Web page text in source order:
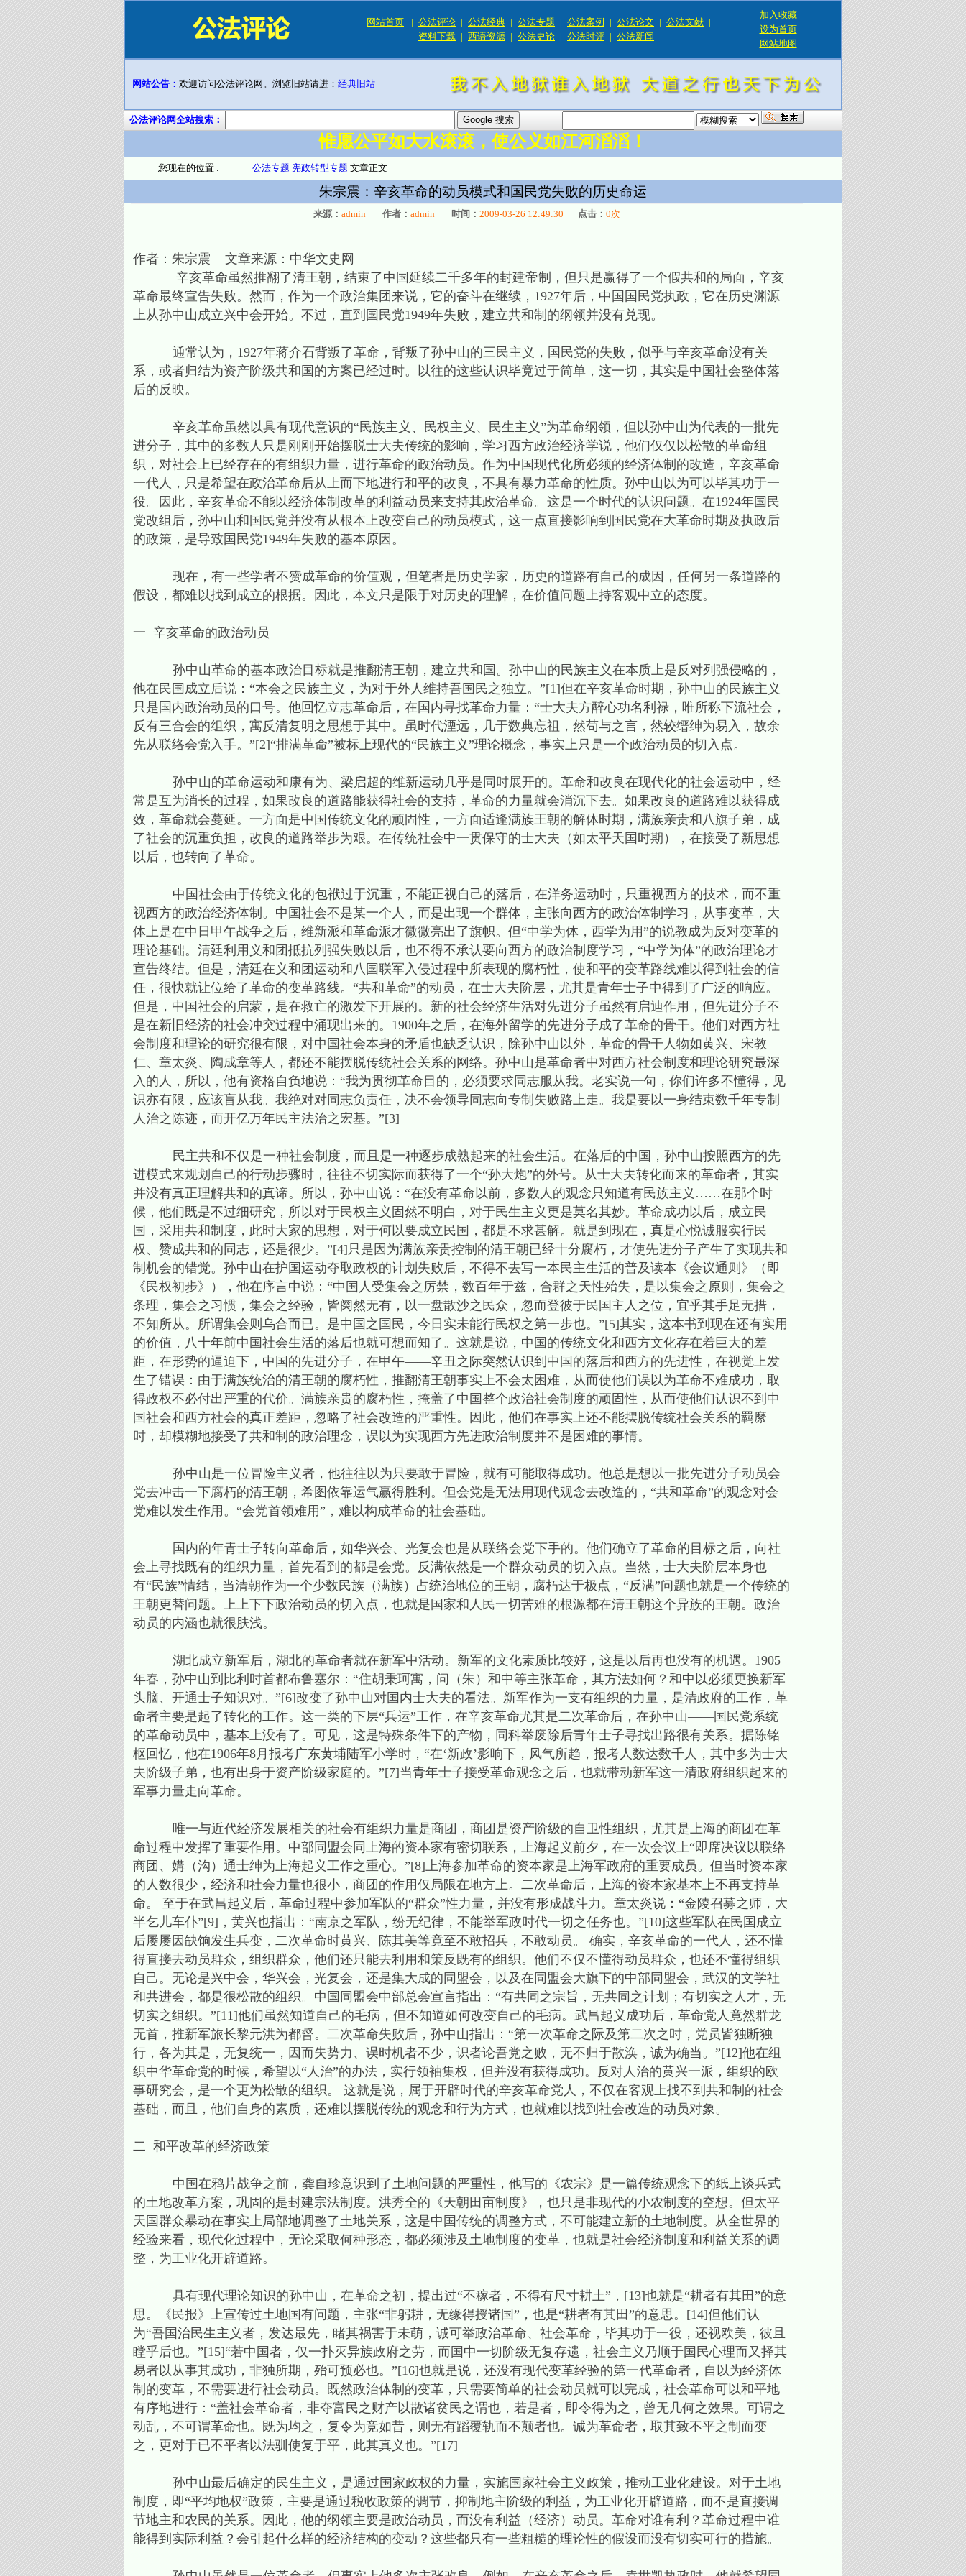
网站首页 | 公法评论 | 公法经典 | 公法专题 | 公法案例 | 公法论文 | 公法文献 |
资料下载 | 西语资源 | 公法史论 | 公法时评 | 公法新闻
加入收藏
设为首页
网站地图
网站公告： 欢迎访问公法评论网。浏览旧站请进： 经典旧站
公法评论网全站搜索：
惟愿公平如大水滚滚，使公义如江河滔滔！
您现在的位置 : 公法专题 宪政转型专题 文章正文
朱宗震：辛亥革命的动员模式和国民党失败的历史命运
来源： admin 作者： admin 时间： 2009-03-26 12:49:30 点击： 0次
作者：朱宗震 文章来源：中华文史网
辛亥革命虽然推翻了清王朝，结束了中国延续二千多年的封建帝制，但只是赢得了一个假共和的局面，辛亥
革命最终宣告失败。然而，作为一个政治集团来说，它的奋斗在继续，1927年后，中国国民党执政，它在历史渊源
上从孙中山成立兴中会开始。不过，直到国民党1949年失败，建立共和制的纲领并没有兑现。
通常认为，1927年蒋介石背叛了革命，背叛了孙中山的三民主义，国民党的失败，似乎与辛亥革命没有关
系，或者归结为资产阶级共和国的方案已经过时。以往的这些认识毕竟过于简单，这一切，其实是中国社会整体落
后的反映。
辛亥革命虽然以具有现代意识的“民族主义、民权主义、民生主义”为革命纲领，但以孙中山为代表的一批先
进分子，其中的多数人只是刚刚开始摆脱士大夫传统的影响，学习西方政治经济学说，他们仅仅以松散的革命组
织，对社会上已经存在的有组织力量，进行革命的政治动员。作为中国现代化所必须的经济体制的改造，辛亥革命
一代人，只是希望在政治革命后从上而下地进行和平的改良，不具有暴力革命的性质。孙中山以为可以毕其功于一
役。因此，辛亥革命不能以经济体制改革的利益动员来支持其政治革命。这是一个时代的认识问题。在1924年国民
党改组后，孙中山和国民党并没有从根本上改变自己的动员模式，这一点直接影响到国民党在大革命时期及执政后
的政策，是导致国民党1949年失败的基本原因。
现在，有一些学者不赞成革命的价值观，但笔者是历史学家，历史的道路有自己的成因，任何另一条道路的
假设，都难以找到成立的根据。因此，本文只是限于对历史的理解，在价值问题上持客观中立的态度。
一 辛亥革命的政治动员
孙中山革命的基本政治目标就是推翻清王朝，建立共和国。孙中山的民族主义在本质上是反对列强侵略的，
他在民国成立后说：“本会之民族主义，为对于外人维持吾国民之独立。”[1]但在辛亥革命时期，孙中山的民族主义
只是国内政治动员的口号。他回忆立志革命后，在国内寻找革命力量：“士大夫方醉心功名利禄，唯所称下流社会，
反有三合会的组织，寓反清复明之思想于其中。虽时代湮远，几于数典忘祖，然苟与之言，然较缙绅为易入，故余
先从联络会党入手。”[2]“排满革命”被标上现代的“民族主义”理论概念，事实上只是一个政治动员的切入点。
孙中山的革命运动和康有为、梁启超的维新运动几乎是同时展开的。革命和改良在现代化的社会运动中，经
常是互为消长的过程，如果改良的道路能获得社会的支持，革命的力量就会消沉下去。如果改良的道路难以获得成
效，革命就会蔓延。一方面是中国传统文化的顽固性，一方面适逢满族王朝的解体时期，满族亲贵和八旗子弟，成
了社会的沉重负担，改良的道路举步为艰。在传统社会中一贯保守的士大夫（如太平天国时期），在接受了新思想
以后，也转向了革命。
中国社会由于传统文化的包袱过于沉重，不能正视自己的落后，在洋务运动时，只重视西方的技术，而不重
视西方的政治经济体制。中国社会不是某一个人，而是出现一个群体，主张向西方的政治体制学习，从事变革，大
体上是在中日甲午战争之后，维新派和革命派才微微亮出了旗帜。但“中学为体，西学为用”的说教成为反对变革的
理论基础。清廷利用义和团抵抗列强失败以后，也不得不承认要向西方的政治制度学习，“中学为体”的政治理论才
宣告终结。但是，清廷在义和团运动和八国联军入侵过程中所表现的腐朽性，使和平的变革路线难以得到社会的信
任，很快就让位给了革命的变革路线。“共和革命”的动员，在士大夫阶层，尤其是青年士子中得到了广泛的响应。
但是，中国社会的启蒙，是在救亡的激发下开展的。新的社会经济生活对先进分子虽然有启迪作用，但先进分子不
是在新旧经济的社会冲突过程中涌现出来的。1900年之后，在海外留学的先进分子成了革命的骨干。他们对西方社
会制度和理论的研究很有限，对中国社会本身的矛盾也缺乏认识，除孙中山以外，革命的骨干人物如黄兴、宋教
仁、章太炎、陶成章等人，都还不能摆脱传统社会关系的网络。孙中山是革命者中对西方社会制度和理论研究最深
入的人，所以，他有资格自负地说：“我为贯彻革命目的，必须要求同志服从我。老实说一句，你们许多不懂得，见
识亦有限，应该盲从我。我绝对对同志负责任，决不会领导同志向专制失败路上走。我是要以一身结束数千年专制
人治之陈迹，而开亿万年民主法治之宏基。”[3]
民主共和不仅是一种社会制度，而且是一种逐步成熟起来的社会生活。在落后的中国，孙中山按照西方的先
进模式来规划自己的行动步骤时，往往不切实际而获得了一个“孙大炮”的外号。从士大夫转化而来的革命者，其实
并没有真正理解共和的真谛。所以，孙中山说：“在没有革命以前，多数人的观念只知道有民族主义……在那个时
候，他们既是不过细研究，所以对于民权主义固然不明白，对于民生主义更是莫名其妙。革命成功以后，成立民
国，采用共和制度，此时大家的思想，对于何以要成立民国，都是不求甚解。就是到现在，真是心悦诚服实行民
权、赞成共和的同志，还是很少。”[4]只是因为满族亲贵控制的清王朝已经十分腐朽，才使先进分子产生了实现共和
制机会的错觉。孙中山在护国运动夺取政权的计划失败后，不得不去写一本民主生活的普及读本《会议通则》（即
《民权初步》），他在序言中说：“中国人受集会之厉禁，数百年于兹，合群之天性殆失，是以集会之原则，集会之
条理，集会之习惯，集会之经验，皆阕然无有，以一盘散沙之民众，忽而登彼于民国主人之位，宜乎其手足无措，
不知所从。所谓集会则乌合而已。是中国之国民，今日实未能行民权之第一步也。”[5]其实，这本书到现在还有实用
的价值，八十年前中国社会生活的落后也就可想而知了。这就是说，中国的传统文化和西方文化存在着巨大的差
距，在形势的逼迫下，中国的先进分子，在甲午——辛丑之际突然认识到中国的落后和西方的先进性，在视觉上发
生了错误：由于满族统治的清王朝的腐朽性，推翻清王朝事实上不会太困难，从而使他们误以为革命不难成功，取
得政权不必付出严重的代价。满族亲贵的腐朽性，掩盖了中国整个政治社会制度的顽固性，从而使他们认识不到中
国社会和西方社会的真正差距，忽略了社会改造的严重性。因此，他们在事实上还不能摆脱传统社会关系的羁縻
时，却模糊地接受了共和制的政治理念，误以为实现西方先进政治制度并不是困难的事情。
孙中山是一位冒险主义者，他往往以为只要敢于冒险，就有可能取得成功。他总是想以一批先进分子动员会
党去冲击一下腐朽的清王朝，希图依靠运气赢得胜利。但会党是无法用现代观念去改造的，“共和革命”的观念对会
党难以发生作用。“会党首领难用”，难以构成革命的社会基础。
国内的年青士子转向革命后，如华兴会、光复会也是从联络会党下手的。他们确立了革命的目标之后，向社
会上寻找既有的组织力量，首先看到的都是会党。反满依然是一个群众动员的切入点。当然，士大夫阶层本身也
有“民族”情结，当清朝作为一个少数民族（满族）占统治地位的王朝，腐朽达于极点，“反满”问题也就是一个传统的
王朝更替问题。上上下下政治动员的切入点，也就是国家和人民一切苦难的根源都在清王朝这个异族的王朝。政治
动员的内涵也就很肤浅。
湖北成立新军后，湖北的革命者就在新军中活动。新军的文化素质比较好，这是以后再也没有的机遇。1905
年春，孙中山到比利时首都布鲁塞尔：“住胡秉珂寓，问（朱）和中等主张革命，其方法如何？和中以必须更换新军
头脑、开通士子知识对。”[6]改变了孙中山对国内士大夫的看法。新军作为一支有组织的力量，是清政府的工作，革
命者主要是起了转化的工作。这一类的下层“兵运”工作，在辛亥革命尤其是二次革命后，在孙中山——国民党系统
的革命动员中，基本上没有了。可见，这是特殊条件下的产物，同科举废除后青年士子寻找出路很有关系。据陈铭
枢回忆，他在1906年8月报考广东黄埔陆军小学时，“在‘新政’影响下，风气所趋，报考人数达数千人，其中多为士大
夫阶级子弟，也有出身于资产阶级家庭的。”[7]当青年士子接受革命观念之后，也就带动新军这一清政府组织起来的
军事力量走向革命。
唯一与近代经济发展相关的社会有组织力量是商团，商团是资产阶级的自卫性组织，尤其是上海的商团在革
命过程中发挥了重要作用。中部同盟会同上海的资本家有密切联系，上海起义前夕，在一次会议上“即席决议以联络
商团、媾（沟）通士绅为上海起义工作之重心。”[8]上海参加革命的资本家是上海军政府的重要成员。但当时资本家
的人数很少，经济和社会力量也很小，商团的作用仅局限在地方上。二次革命后，上海的资本家基本上不再支持革
命。 至于在武昌起义后，革命过程中参加军队的“群众”性力量，并没有形成战斗力。章太炎说：“金陵召募之师，大
半乞儿车仆”[9]，黄兴也指出：“南京之军队，纷无纪律，不能举军政时代一切之任务也。”[10]这些军队在民国成立
后屡屡因缺饷发生兵变，二次革命时黄兴、陈其美等竟至不敢招兵，不敢动员。 确实，辛亥革命的一代人，还不懂
得直接去动员群众，组织群众，他们还只能去利用和策反既有的组织。他们不仅不懂得动员群众，也还不懂得组织
自己。无论是兴中会，华兴会，光复会，还是集大成的同盟会，以及在同盟会大旗下的中部同盟会，武汉的文学社
和共进会，都是很松散的组织。中国同盟会中部总会宣言指出：“有共同之宗旨，无共同之计划；有切实之人才，无
切实之组织。”[11]他们虽然知道自己的毛病，但不知道如何改变自己的毛病。武昌起义成功后，革命党人竟然群龙
无首，推新军旅长黎元洪为都督。二次革命失败后，孙中山指出：“第一次革命之际及第二次之时，党员皆独断独
行，各为其是，无复统一，因而失势力、误时机者不少，识者论吾党之败，无不归于散涣，诚为确当。”[12]他在组
织中华革命党的时候，希望以“人治”的办法，实行领袖集权，但并没有获得成功。反对人治的黄兴一派，组织的欧
事研究会，是一个更为松散的组织。 这就是说，属于开辟时代的辛亥革命党人，不仅在客观上找不到共和制的社会
基础，而且，他们自身的素质，还难以摆脱传统的观念和行为方式，也就难以找到社会改造的动员对象。
二 和平改革的经济政策
中国在鸦片战争之前，龚自珍意识到了土地问题的严重性，他写的《农宗》是一篇传统观念下的纸上谈兵式
的土地改革方案，巩固的是封建宗法制度。洪秀全的《天朝田亩制度》，也只是非现代的小农制度的空想。但太平
天国群众暴动在事实上局部地调整了土地关系，这是中国传统的调整方式，不可能建立新的土地制度。从全世界的
经验来看，现代化过程中，无论采取何种形态，都必须涉及土地制度的变革，也就是社会经济制度和利益关系的调
整，为工业化开辟道路。
具有现代理论知识的孙中山，在革命之初，提出过“不稼者，不得有尺寸耕土”，[13]也就是“耕者有其田”的意
思。《民报》上宣传过土地国有问题，主张“非躬耕，无缘得授诸国”，也是“耕者有其田”的意思。[14]但他们认
为“吾国治民生主义者，发达最先，睹其祸害于未萌，诚可举政治革命、社会革命，毕其功于一役，还视欧美，彼且
瞠乎后也。”[15]“若中国者，仅一扑灭异族政府之劳，而国中一切阶级无复存遗，社会主义乃顺于国民心理而又择其
易者以从事其成功，非独所期，殆可预必也。”[16]也就是说，还没有现代变革经验的第一代革命者，自以为经济体
制的变革，不需要进行社会动员。既然政治体制的变革，只需要简单的社会动员就可以完成，社会革命可以和平地
有序地进行：“盖社会革命者，非夺富民之财产以散诸贫民之谓也，若是者，即令得为之，曾无几何之效果。可谓之
动乱，不可谓革命也。既为均之，复令为竞如昔，则无有蹈覆轨而不颠者也。诚为革命者，取其致不平之制而变
之，更对于已不平者以法驯使复于平，此其真义也。”[17]
孙中山最后确定的民生主义，是通过国家政权的力量，实施国家社会主义政策，推动工业化建设。对于土地
制度，即“平均地权”政策，主要是通过税收政策的调节，抑制地主阶级的利益，为工业化开辟道路，而不是直接调
节地主和农民的关系。因此，他的纲领主要是政治动员，而没有利益（经济）动员。革命对谁有利？革命过程中谁
能得到实际利益？会引起什么样的经济结构的变动？这些都只有一些粗糙的理论性的假设而没有切实可行的措施。